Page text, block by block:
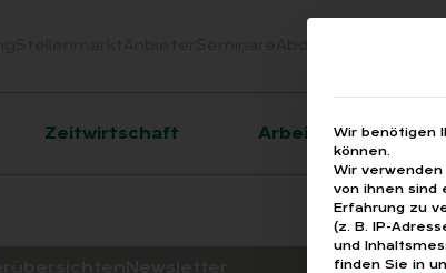
Zeitwirtschaft ArbeitsrechtWir benötigen
können.
Wir
von ihnen sind
Erfahrung zu
(z. B. IP-
und
finden Sie in